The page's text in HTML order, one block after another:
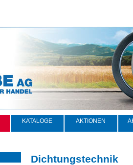
KATALOGE AKTIONEN
Dichtungstechnik